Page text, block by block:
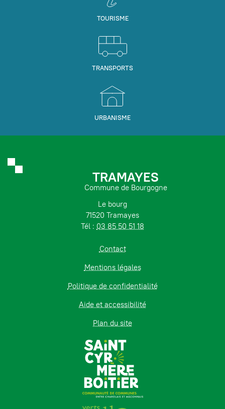
TOURISME
TRANSPORTS
URBANISME
TRAMAYES
Commune de Bourgogne
Le bourg
71520 Tramayes
Tél : 03 85 50 51 18
Contact
Mentions légales
Politique de confidentialité
Aide et accessibilité
Plan du site